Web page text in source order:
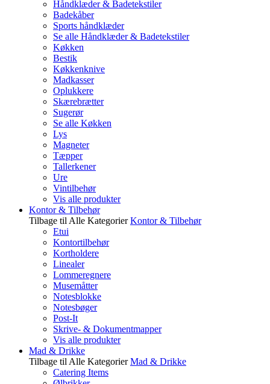
Håndklæder & Badetekstiler
Badekåber
Sports håndklæder
Se alle Håndklæder & Badetekstiler
Køkken
Bestik
Køkkenknive
Madkasser
Oplukkere
Skærebrætter
Sugerør
Se alle Køkken
Lys
Magneter
Tæpper
Tallerkener
Ure
Vintilbehør
Vis alle produkter
Kontor & Tilbehør
Tilbage til Alle Kategorier Kontor & Tilbehør
Etui
Kontortilbehør
Kortholdere
Linealer
Lommeregnere
Musemåtter
Notesblokke
Notesbøger
Post-It
Skrive- & Dokumentmapper
Vis alle produkter
Mad & Drikke
Tilbage til Alle Kategorier Mad & Drikke
Catering Items